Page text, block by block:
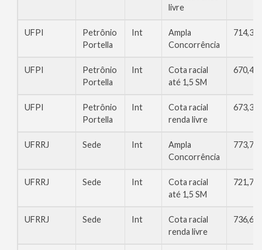
livre
UFPI
Petrônio
Portella
Int
Ampla
Concorrência
714,35
UFPI
Petrônio
Portella
Int
Cota racial
até 1,5 SM
670,45
UFPI
Petrônio
Portella
Int
Cota racial
renda livre
673,32
UFRRJ Sede Int
Ampla
Concorrência
773,73
UFRRJ Sede Int
Cota racial
até 1,5 SM
721,70
UFRRJ Sede Int
Cota racial
renda livre
736,62